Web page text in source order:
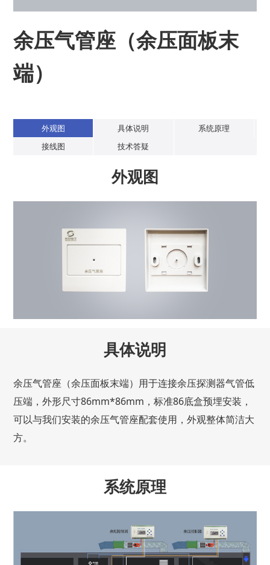
余压气管座（余压面板末
端）
外观图 具体说明
系统原理
接线图
技术答疑
外观图
具体说明
余压气管座（余压面板末端）用于连接余压探测器气管低
压端，外形尺寸86mm*86mm，标准86底盒预埋安装，
可以与我们安装的余压气管座配套使用，外观整体简洁大
方。
系统原理